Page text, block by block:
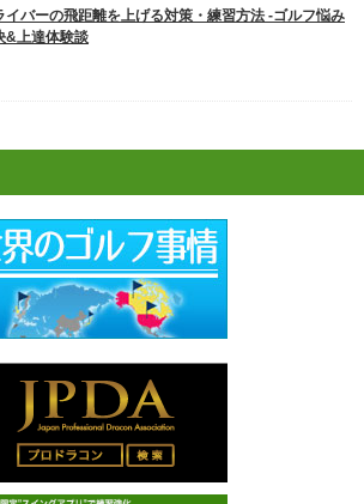
イバーの飛距離を上げる対策・練習方法 -ゴルフ悩み
&上達体験談